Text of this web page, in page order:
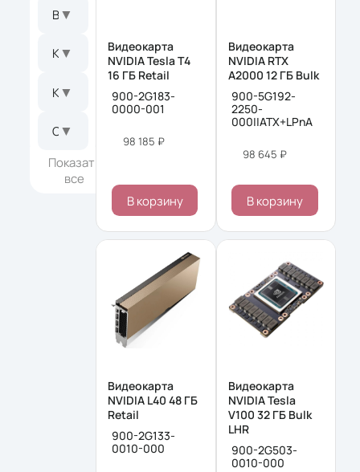
Видеопроцессор
▼
Количество универсальных процессоров
▼
Коннекторы и интерфейсы
▼
Объем памяти
▼
Показать
все
Видеокарта
NVIDIA Tesla T4
16 ΓБ Retail
900-2G183-
0000-001
98 185 ₽
В корзину
Видеокарта
NVIDIA RTX
A2000 12 ΓБ Bulk
900-5G192-
2250-
000||ATX+LPnA
98 645 ₽
В корзину
Видеокарта
NVIDIA L40 48 ΓБ
Retail
900-2G133-
0010-000
Видеокарта
NVIDIA Tesla
V100 32 ΓБ Bulk
LHR
900-2G503-
0010-000